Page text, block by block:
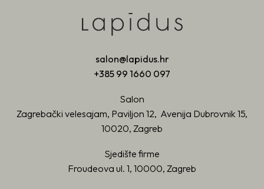
salon@lapidus.hr
+385 99 1660 097
Salon
Zagrebački velesajam, Paviljon 12, Avenija Dubrovnik 15,
10020, Zagreb
Sjedište firme
Froudeova ul. 1, 10000, Zagreb